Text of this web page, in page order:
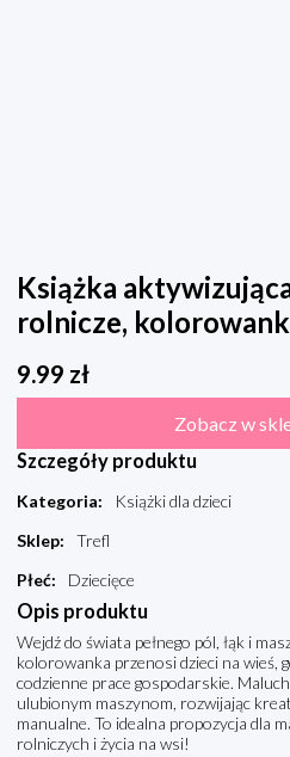
Książka
rolnicze,
9.99 zł
Zobacz w
Szczegóły produktu
Kategoria:
Książki dla dzieci
Sklep:
Trefl
Płeć: Dziecięce
Opis produktu
Wejdź do świata pełnego pól, łąk i
kolorowanka przenosi dzieci na wieś,
codzienne prace gospodarskie.
ulubionym maszynom, rozwijając
manualne. To idealna propozycja dla
rolniczych i życia na wsi!